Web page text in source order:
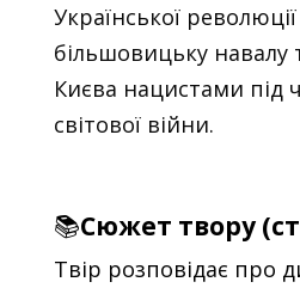
Української
більшовицьку навалу
Києва нацистами під
світової війни.
📚Сюжет твору
Твір розповідає про